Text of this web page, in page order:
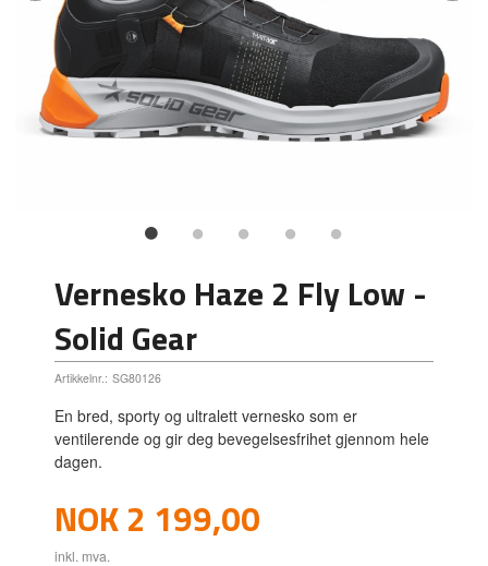
Vernesko Haze 2 Fly Low -
Solid Gear
Artikkelnr.: SG80126
En bred, sporty og ultralett vernesko som er
ventilerende og gir deg bevegelsesfrihet gjennom hele
dagen.
Pris
NOK2 199,00
inkl. mva.